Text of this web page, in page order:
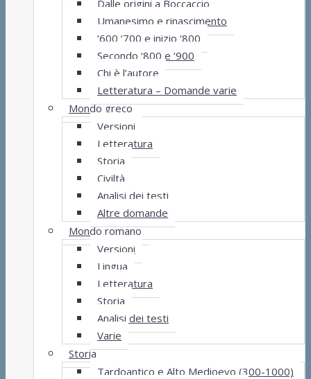
Dalle origini a Boccaccio
Umanesimo e rinascimento
‘600 ‘700 e inizio ‘800
Secondo ‘800 e ‘900
Chi è l’autore
Letteratura – Domande varie
Mondo greco
Versioni
Letteratura
Storia
Civiltà
Analisi dei testi
Altre domande
Mondo romano
Versioni
Lingua
Letteratura
Storia
Analisi dei testi
Varie
Storia
Tardoantico e Alto Medioevo (300-1000)